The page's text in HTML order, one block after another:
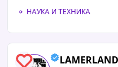
НАУКА И ТЕХНИКА
1